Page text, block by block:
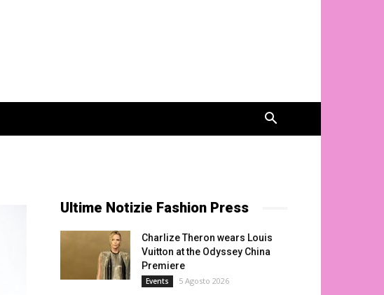
Ultime Notizie Fashion Press
Charlize Theron wears Louis
Vuitton at the Odyssey China
Premiere
Events 5 Agosto 2026